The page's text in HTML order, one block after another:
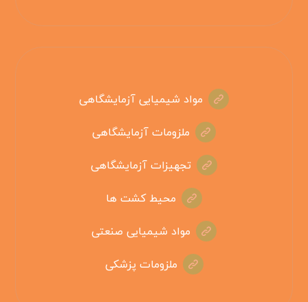
مواد شیمیایی آزمایشگاهی
ملزومات آزمایشگاهی
تجهیزات آزمایشگاهی
محیط کشت ها
مواد شیمیایی صنعتی
ملزومات پزشکی